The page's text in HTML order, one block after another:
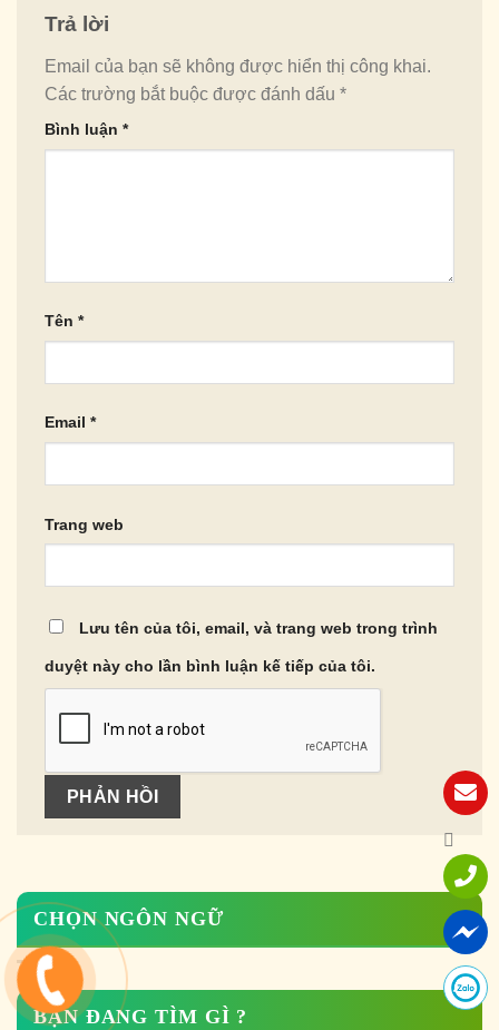
Trả lời
Email của bạn sẽ không được hiển thị công khai.
Các trường bắt buộc được đánh dấu *
Bình luận *
Tên *
Email *
Trang web
Lưu tên của tôi, email, và trang web trong trình
duyệt này cho lần bình luận kế tiếp của tôi.
CHỌN NGÔN NGỮ
BẠN ĐANG TÌM GÌ ?